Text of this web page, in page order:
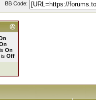
BB Code:
On
Off